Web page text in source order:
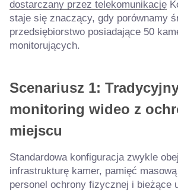
dostarczany przez telekomunikację
staje się znaczący, gdy porównamy
przedsiębiorstwo posiadające 50
monitorujących.
Scenariusz 1:
monitoring wideo z
miejscu
Standardowa konfiguracja zwykle
infrastrukturę kamer, pamięć
personel ochrony fizycznej i bieżące